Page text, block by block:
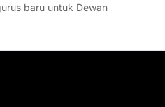
baru untuk Dewan